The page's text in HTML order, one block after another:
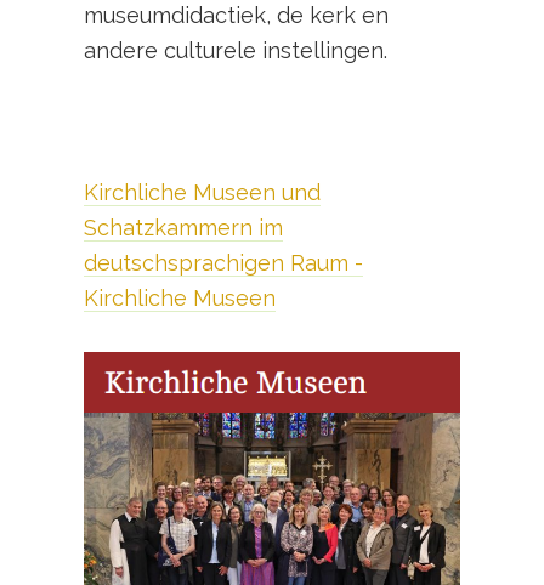
museumdidactiek, de kerk en
andere culturele instellingen.
Kirchliche Museen und
Schatzkammern im
deutschsprachigen Raum -
Kirchliche Museen